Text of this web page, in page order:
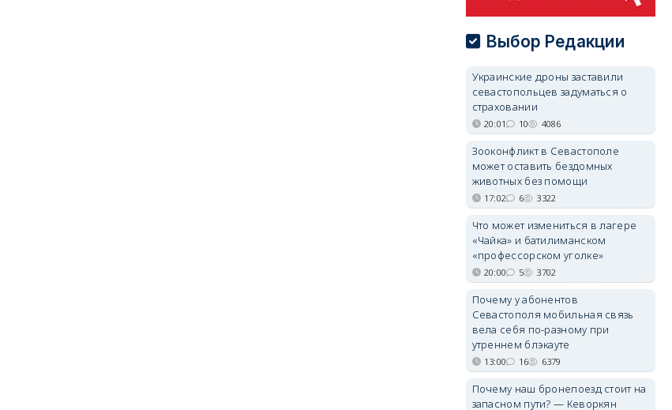
Выбор Редакции
Украинские дроны заставили
севастопольцев задуматься о
страховании
20:01 10 4086
Зооконфликт в Севастополе
может оставить бездомных
животных без помощи
17:02 6 3322
Что может измениться в лагере
«Чайка» и батилиманском
«профессорском уголке»
20:00 5 3702
Почему у абонентов
Севастополя мобильная связь
вела себя по-разному при
утреннем блэкауте
13:00 16 6379
Почему наш бронепоезд стоит на
запасном пути? — Кеворкян